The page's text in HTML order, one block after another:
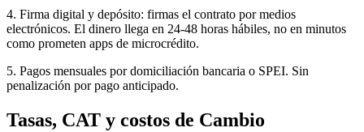
4. Firma digital y depósito: firmas el contrato por medios
electrónicos. El dinero llega en 24-48 horas hábiles, no en minutos
como prometen apps de microcrédito.
5. Pagos mensuales por domiciliación bancaria o SPEI. Sin
penalización por pago anticipado.
Tasas, CAT y costos de Cambio